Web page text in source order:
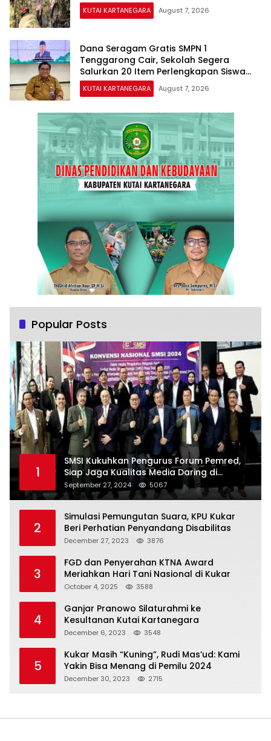
KUTAI KARTANEGARA August 7, 2026
Dana Seragam Gratis SMPN 1
Tenggarong Cair, Sekolah Segera
Salurkan 20 Item Perlengkapan Siswa
Baru
KUTAI KARTANEGARA August 7, 2026
Popular Posts
1
SMSI Kukuhkan Pengurus Forum Pemred,
Siap Jaga Kualitas Media Daring di
Indonesia
September 27, 2024 5067
2
Simulasi Pemungutan Suara, KPU Kukar
Beri Perhatian Penyandang Disabilitas
December 27, 2023 3876
3
FGD dan Penyerahan KTNA Award
Meriahkan Hari Tani Nasional di Kukar
October 4, 2025 3588
4
Ganjar Pranowo Silaturahmi ke
Kesultanan Kutai Kartanegara
December 6, 2023 3548
5
Kukar Masih “Kuning”, Rudi Mas’ud: Kami
Yakin Bisa Menang di Pemilu 2024
December 30, 2023 2715